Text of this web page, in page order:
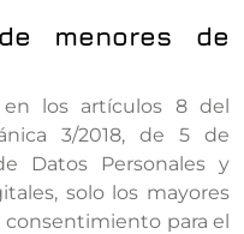
menores de
en los artículos 8 del
3/2018, de 5 de
Datos Personales y
solo los mayores
consentimiento para el